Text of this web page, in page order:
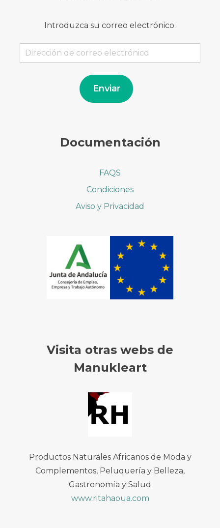
Introduzca su correo electrónico.
Dirección
Enviar
Documentación
FAQS
Condiciones
Aviso y Privacidad
Visita otras webs de
Manukleart
Productos Naturales Africanos de Moda y
Complementos, Peluquería y Belleza,
Gastronomía y Salud
www.ritahaoua.com